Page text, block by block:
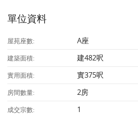
單位資料
屋苑座數: A座
建築面積: 建482呎
實用面積: 實375呎
房間數量: 2房
成交宗數: 1